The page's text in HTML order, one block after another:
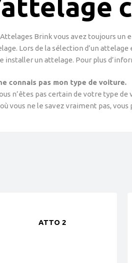
Brink vous avez toujours un
Lors de la sélection d’un
installer un attelage. Pour plus
connais pas mon type de voiture.
n’êtes pas certain de votre type
vous ne le savez vraiment pas,
ATTO 2